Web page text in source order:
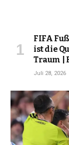
FIFA
ist die
Traum |
Juli 28, 2026